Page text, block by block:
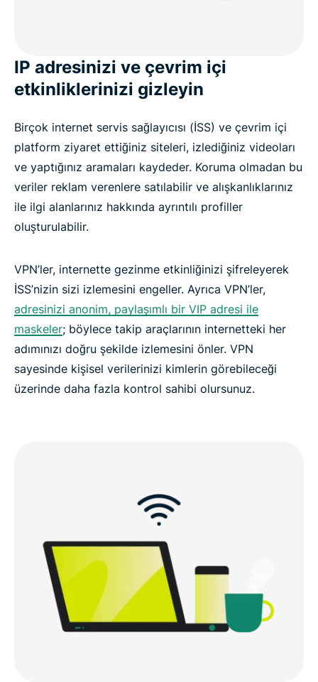
IP adresinizi ve çevrim içi
etkinliklerinizi gizleyin
Birçok internet servis sağlayıcısı (İSS) ve çevrim içi
platform ziyaret ettiğiniz siteleri, izlediğiniz videoları
ve yaptığınız aramaları kaydeder. Koruma olmadan bu
veriler reklam verenlere satılabilir ve alışkanlıklarınız
ile ilgi alanlarınız hakkında ayrıntılı profiller
oluşturulabilir.
VPN’ler, internette gezinme etkinliğinizi şifreleyerek
İSS’nizin sizi izlemesini engeller. Ayrıca VPN’ler,
adresinizi anonim, paylaşımlı bir VIP adresi ile
maskeler; böylece takip araçlarının internetteki her
adımınızı doğru şekilde izlemesini önler. VPN
sayesinde kişisel verilerinizi kimlerin görebileceği
üzerinde daha fazla kontrol sahibi olursunuz.